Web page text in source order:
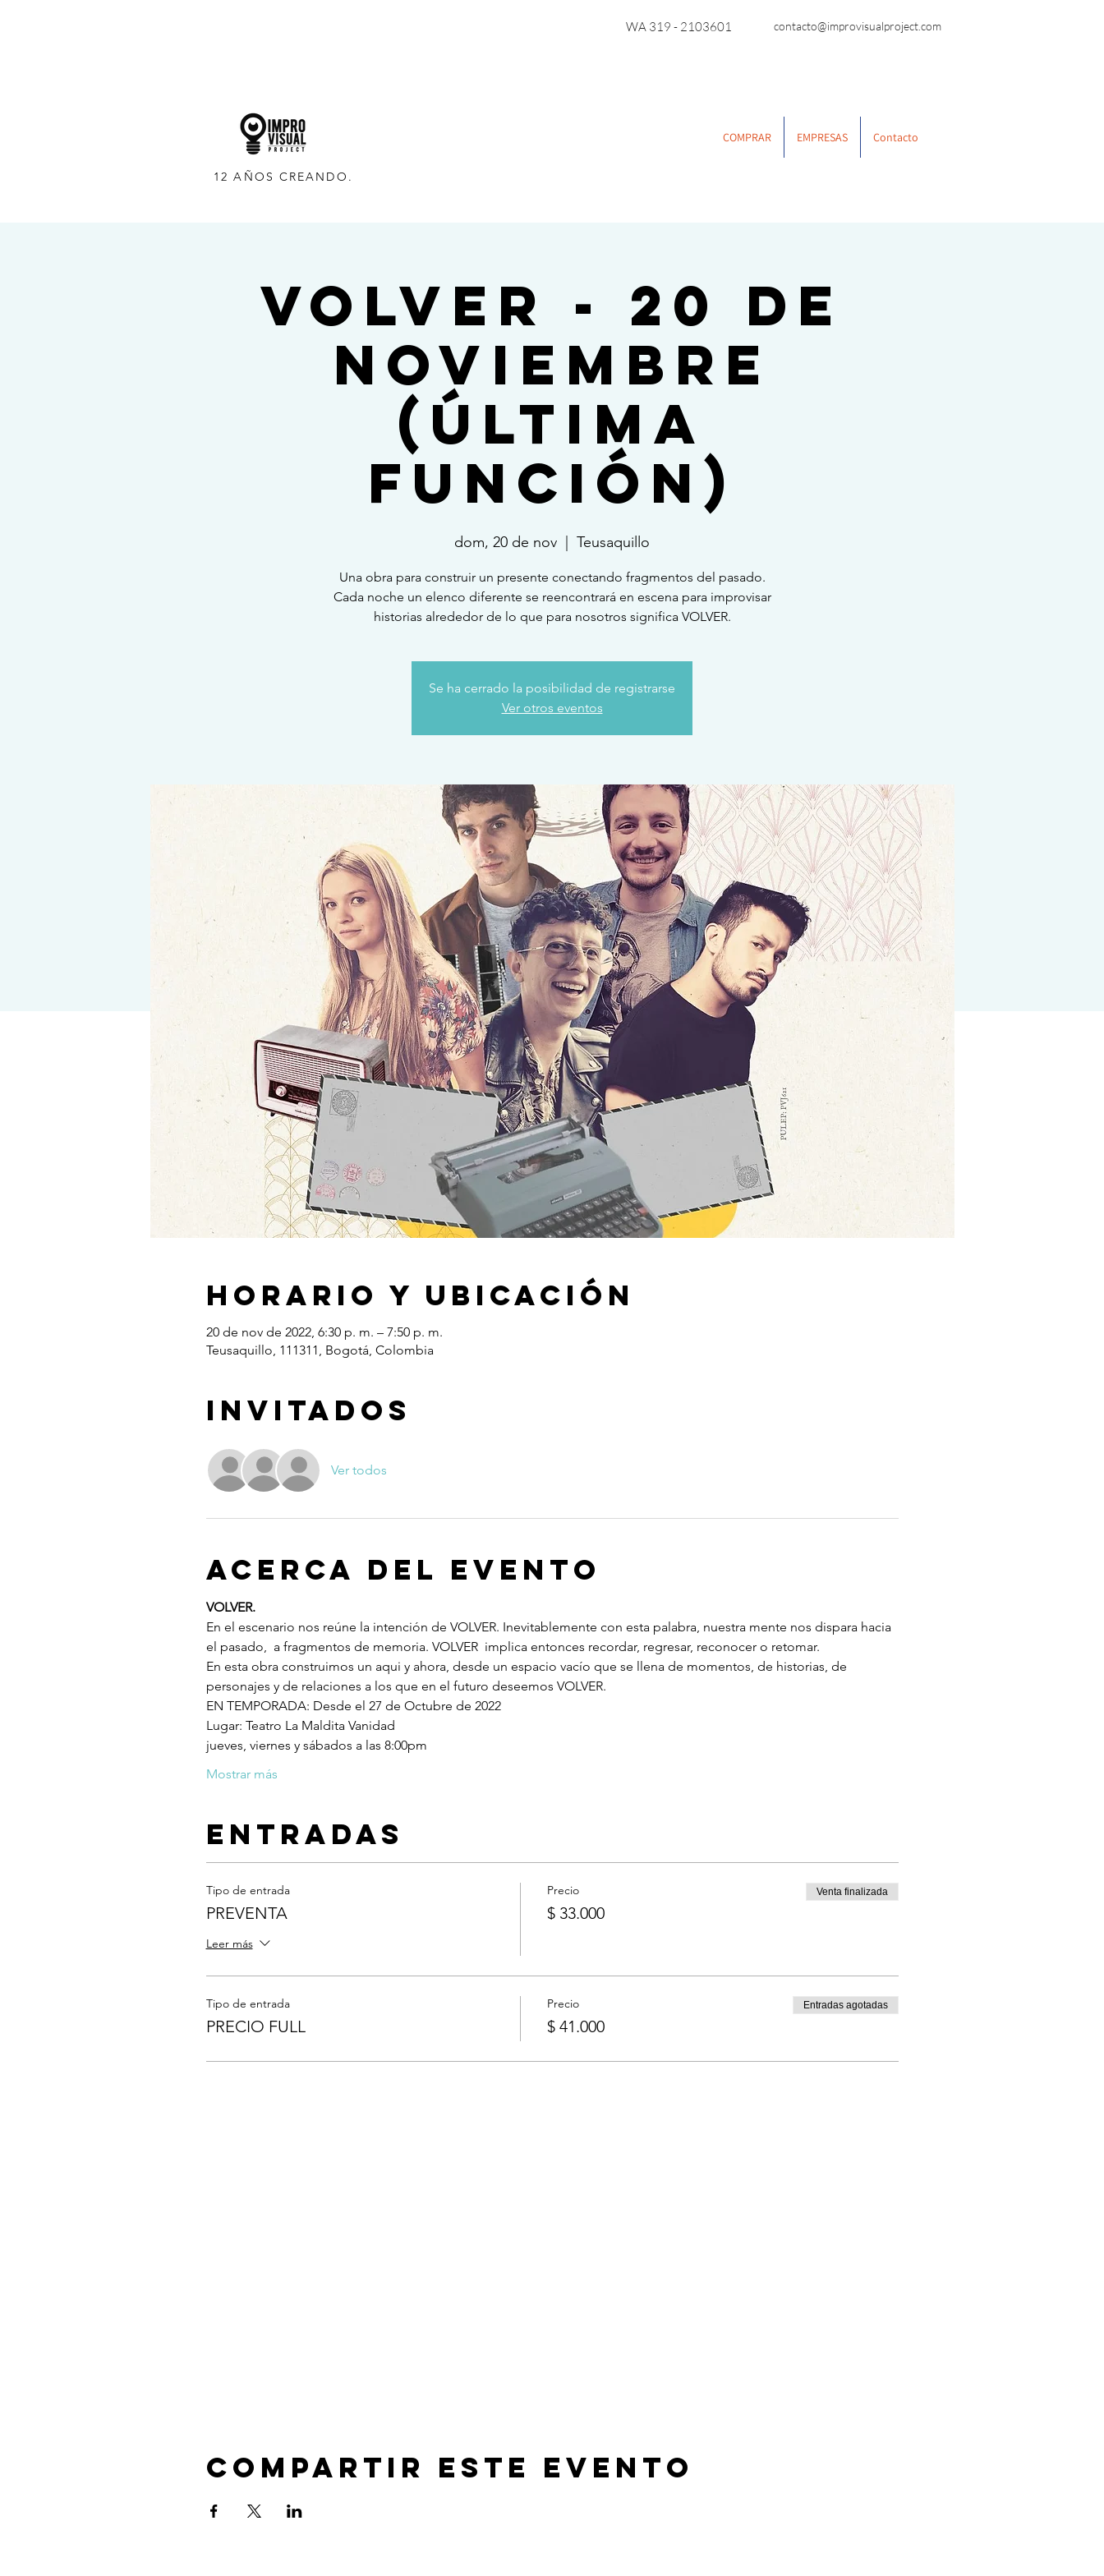
WA 319 - 2103601 contacto@improvisualproject.com
12 AÑOS CREANDO.
COMPRAR EMPRESAS Contacto
VOLVER - 20 de
noviembre
(última
función)
dom, 20 de nov Teusaquillo
Una obra para construir un presente conectando fragmentos del pasado.
Cada noche un elenco diferente se reencontrará en escena para improvisar
historias alrededor de lo que para nosotros significa VOLVER.
Se ha cerrado la posibilidad de registrarse
Ver otros eventos
Horario y ubicación
20 de nov de 2022, 6:30 p. m. – 7:50 p. m.
Teusaquillo, 111311, Bogotá, Colombia
Invitados
Ver todos
Acerca del evento
VOLVER.
En el escenario nos reúne la intención de VOLVER. Inevitablemente con esta palabra, nuestra mente nos dispara hacia
el pasado,  a fragmentos de memoria. VOLVER  implica entonces recordar, regresar, reconocer o retomar.
En esta obra construimos un aqui y ahora, desde un espacio vacío que se llena de momentos, de historias, de
personajes y de relaciones a los que en el futuro deseemos VOLVER.
EN TEMPORADA: Desde el 27 de Octubre de 2022
Lugar: Teatro La Maldita Vanidad
jueves, viernes y sábados a las 8:00pm
Mostrar más
Entradas
Tipo de entrada
PREVENTA
Leer más
Precio
$ 33.000
Venta finalizada
Tipo de entrada
PRECIO FULL
Precio
$ 41.000
Entradas agotadas
Compartir este evento